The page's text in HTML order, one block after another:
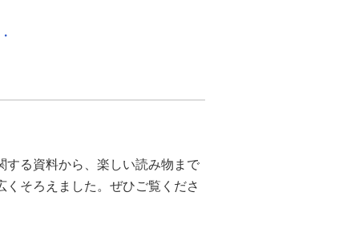
する資料から、楽しい読み物まで
そろえました。ぜひご覧くださ